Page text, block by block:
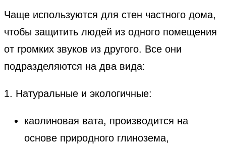
Чаще используются для стен частного дома,
чтобы защитить людей из одного помещения
от громких звуков из другого. Все они
подразделяются на два вида:
1. Натуральные и экологичные:
каолиновая вата, производится на
основе природного глинозема,